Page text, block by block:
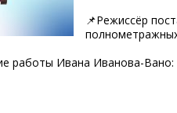
📌Режиссёр
работы Ивана Иванова-Вано: